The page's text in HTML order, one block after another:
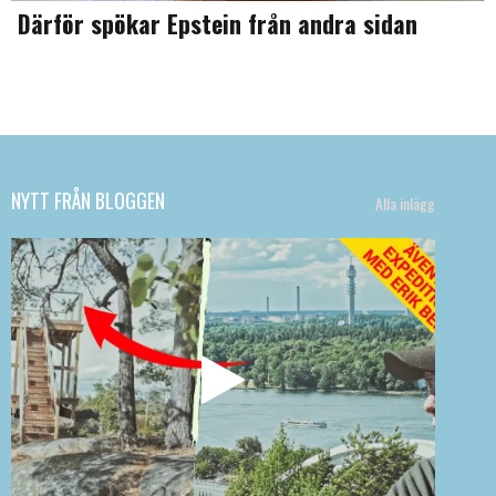
Därför spökar Epstein från andra sidan
NYTT FRÅN BLOGGEN Alla inlägg